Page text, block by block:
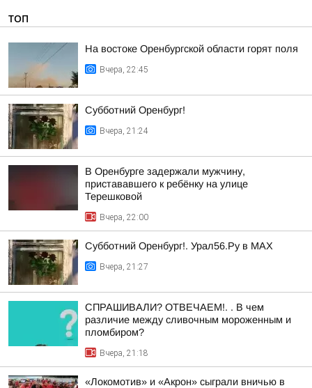
ТОП
На востоке Оренбургской области горят поля
Вчера, 22:45
Субботний Оренбург!
Вчера, 21:24
В Оренбурге задержали мужчину,
пристававшего к ребёнку на улице
Терешковой
Вчера, 22:00
Субботний Оренбург!. Урал56.Ру в МАХ
Вчера, 21:27
СПРАШИВАЛИ? ОТВЕЧАЕМ!. . В чем
различие между сливочным мороженным и
пломбиром?
Вчера, 21:18
«Локомотив» и «Акрон» сыграли вничью в